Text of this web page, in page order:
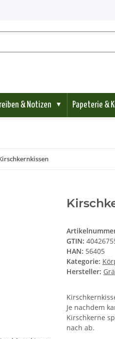
& Notizen ▼ Papeterie &
GTIN:
HAN: 56405
Kategorie:
Hersteller:
Je nachdem
Kirschkerne
nach ab.